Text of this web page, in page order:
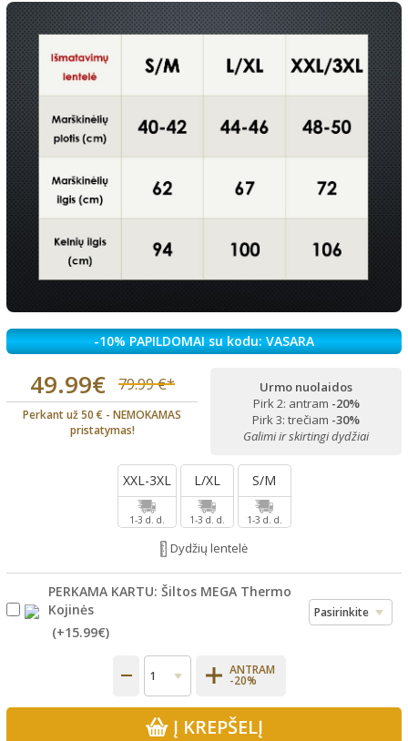
-10% PAPILDOMAI su kodu: VASARA
49.99€ 79.99 €*
Perkant už 50 € - NEMOKAMAS
pristatymas!
Urmo nuolaidos
Pirk 2: antram -20%
Pirk 3: trečiam -30%
Galimi ir skirtingi dydžiai
XXL-3XL
1-3 d. d.
L/XL
1-3 d. d.
S/M
1-3 d. d.
Dydžių lentelė
PERKAMA KARTU: Šiltos MEGA Thermo
Kojinės
(+15.99€)
ANTRAM
-20%
Į KREPŠELĮ